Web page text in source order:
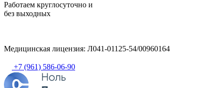
Работаем круглосуточно и
без выходных
Медицинская лицензия: Л041-01125-54/00960164
+7 (961) 586-06-90